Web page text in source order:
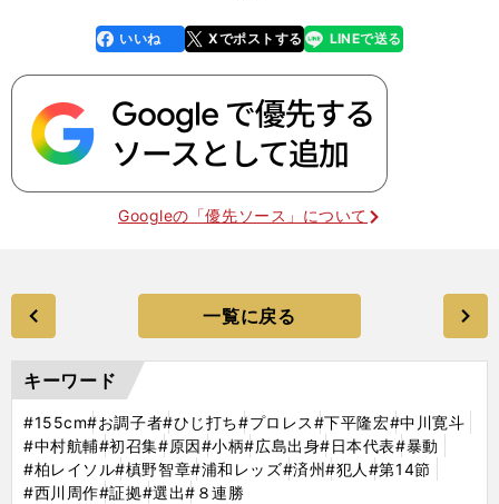
faceboo
k
いいね Xでポストする
line LINEで送る
Googleの「優先ソース」について
一覧に戻る
キーワード
#155cm#お調子者#ひじ打ち#プロレス#下平隆宏#中川寛斗
#中村航輔#初召集#原因#小柄#広島出身#日本代表#暴動
#柏レイソル#槙野智章#浦和レッズ#済州#犯人 #第14節
#西川周作#証拠#選出#８連勝